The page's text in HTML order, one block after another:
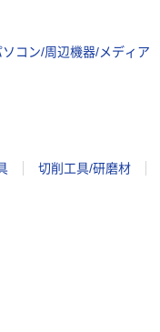
ソコン/周辺機器/メディア
切削工具/研磨材